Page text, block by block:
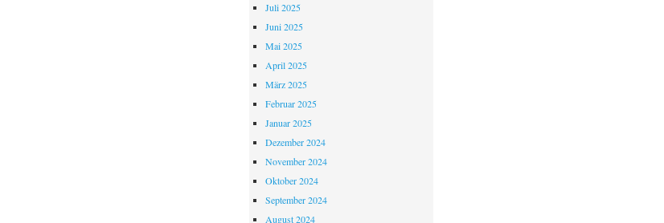
Juli 2025
Juni 2025
Mai 2025
April 2025
März 2025
Februar 2025
Januar 2025
Dezember 2024
November 2024
Oktober 2024
September 2024
August 2024